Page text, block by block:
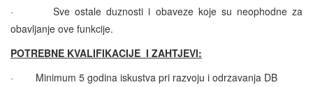
·
Sve ostale duznosti i obaveze koje su neophodne za
obavljanje ove funkcije.
POTREBNE KVALIFIKACIJE I ZAHTJEVI:
·
Minimum 5 godina iskustva pri razvoju i odrzavanja DB